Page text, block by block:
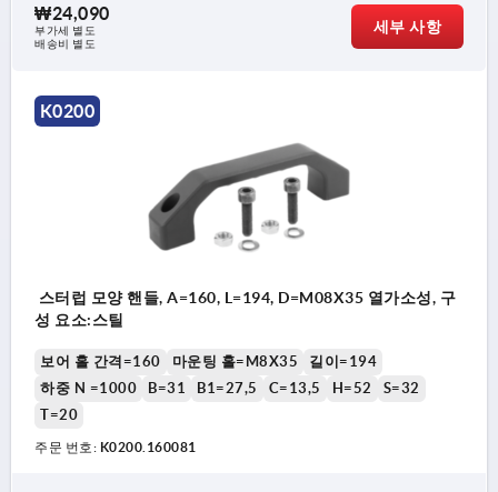
₩24,090
부가세 별도
배송비 별도
세부 사항
K0200
스터럽 모양 핸들, A=160, L=194, D=M08X35 열가소성, 구
성 요소:스틸
보어 홀 간격=160 마운팅 홀=M8X35
길이=194
하중 N =1000
B=31 B1=27,5 C=13,5 H=52
S=32
T=20
주문 번호: K0200.160081